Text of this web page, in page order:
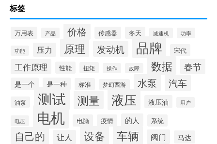
标签
万用表 产品 价格 传感器 冬天 减速机 功率
功能 压力 原理 发动机 品牌 宋代
工作原理 性能 扭矩 操作 故障 数据 春节
是一个 是一种 标准 梦幻西游 水泵 汽车
油泵 测试 测量 液压 液压油 用户
电压 电机 电脑 疫情 的人 系统
自己的 让人 设备 车辆 阀门 马达